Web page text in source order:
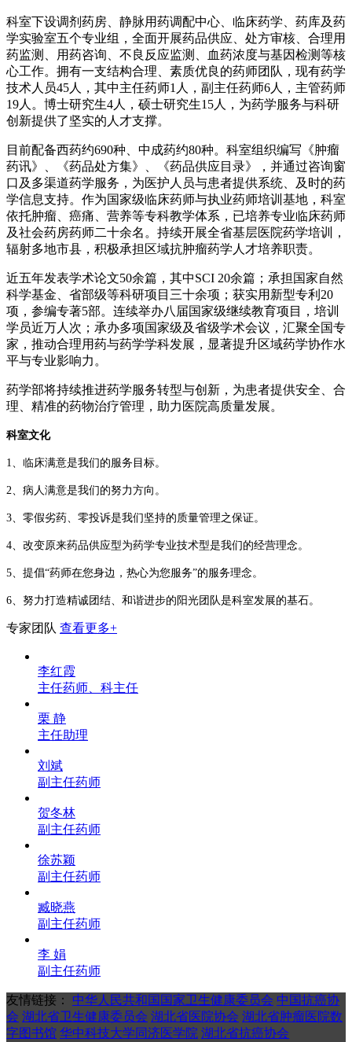
科室下设调剂药房、静脉用药调配中心、临床药学、药库及药
学实验室五个专业组，全面开展药品供应、处方审核、合理用
药监测、用药咨询、不良反应监测、血药浓度与基因检测等核
心工作。拥有一支结构合理、素质优良的药师团队，现有药学
技术人员45人，其中主任药师1人，副主任药师6人，主管药师
19人。博士研究生4人，硕士研究生15人，为药学服务与科研
创新提供了坚实的人才支撑。
目前配备西药约690种、中成药约80种。科室组织编写《肿瘤
药讯》、《药品处方集》、《药品供应目录》，并通过咨询窗
口及多渠道药学服务，为医护人员与患者提供系统、及时的药
学信息支持。作为国家级临床药师与执业药师培训基地，科室
依托肿瘤、癌痛、营养等专科教学体系，已培养专业临床药师
及社会药房药师二十余名。持续开展全省基层医院药学培训，
辐射多地市县，积极承担区域抗肿瘤药学人才培养职责。
近五年发表学术论文50余篇，其中SCI 20余篇；承担国家自然
科学基金、省部级等科研项目三十余项；获实用新型专利20
项，参编专著5部。连续举办八届国家级继续教育项目，培训
学员近万人次；承办多项国家级及省级学术会议，汇聚全国专
家，推动合理用药与药学学科发展，显著提升区域药学协作水
平与专业影响力。
药学部将持续推进药学服务转型与创新，为患者提供安全、合
理、精准的药物治疗管理，助力医院高质量发展。
科室文化
1、临床满意是我们的服务目标。
2、病人满意是我们的努力方向。
3、零假劣药、零投诉是我们坚持的质量管理之保证。
4、改变原来药品供应型为药学专业技术型是我们的经营理念。
5、提倡“药师在您身边，热心为您服务”的服务理念。
6、努力打造精诚团结、和谐进步的阳光团队是科室发展的基石。
专家团队 查看更多+
李红霞
主任药师、科主任
栗 静
主任助理
刘斌
副主任药师
贺冬林
副主任药师
徐苏颖
副主任药师
臧晓燕
副主任药师
李 娟
副主任药师
友情链接： 中华人民共和国国家卫生健康委员会 中国抗癌协
会 湖北省卫生健康委员会 湖北省医院协会 湖北省肿瘤医院数
字图书馆 华中科技大学同济医学院 湖北省抗癌协会